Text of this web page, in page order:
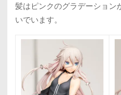
髪はピンクのグラデーション
いでいます。